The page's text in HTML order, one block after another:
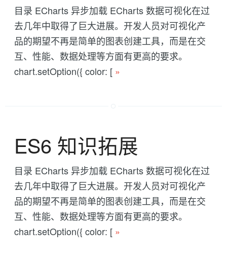
目录 ECharts 异步加载 ECharts 数据可视化在过
去几年中取得了巨大进展。开发人员对可视化产
品的期望不再是简单的图表创建工具，而是在交
互、性能、数据处理等方面有更高的要求。
chart.setOption({ color: [ »
ES6 知识拓展
目录 ECharts 异步加载 ECharts 数据可视化在过
去几年中取得了巨大进展。开发人员对可视化产
品的期望不再是简单的图表创建工具，而是在交
互、性能、数据处理等方面有更高的要求。
chart.setOption({ color: [ »